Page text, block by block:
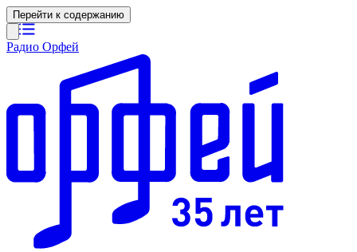
Перейти к содержанию
Радио Орфей